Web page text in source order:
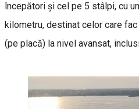
începători și cel pe 5 stâlpi, cu
kilometru, destinat celor care
(pe placă) la nivel avansat,